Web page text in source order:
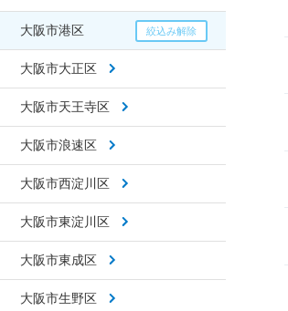
大阪市港区
大阪市大正区
大阪市天王寺区
大阪市浪速区
大阪市西淀川区
大阪市東淀川区
大阪市東成区
大阪市生野区